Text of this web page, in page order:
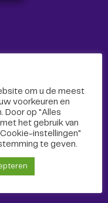
maar ook via social
om u de meest
voorkeuren en
Door op "Alles
het gebruik van
instellingen"
te geven.